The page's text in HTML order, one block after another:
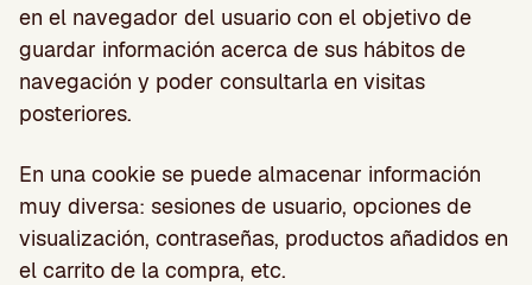
en el navegador del usuario con el objetivo de
guardar información acerca de sus hábitos de
navegación y poder consultarla en visitas
posteriores.
En una cookie se puede almacenar información
muy diversa: sesiones de usuario, opciones de
visualización, contraseñas, productos añadidos en
el carrito de la compra, etc.